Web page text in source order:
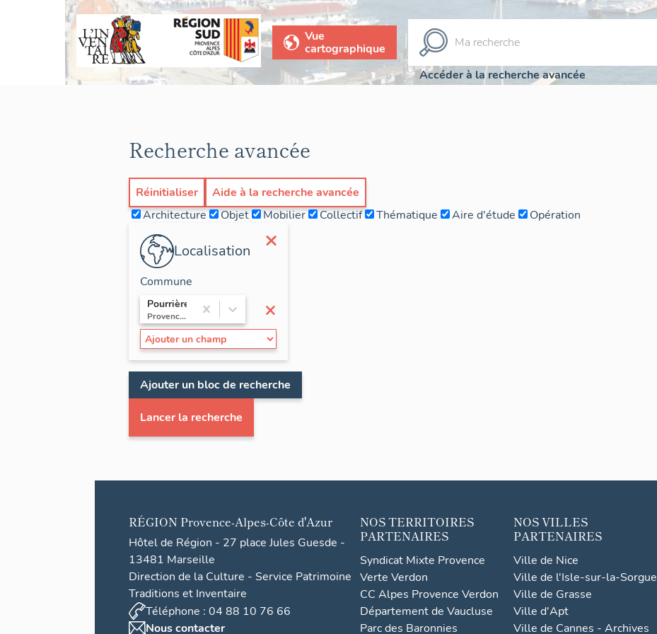
Vue
cartographique
Accéder à la recherche avancée
Recherche avancée
Réinitialiser
Aide à la recherche avancée
Architecture
Objet Mobilier Collectif Thématique Aire d'étude Opération
×
Localisation
×
Commune
Pourrières
Provence-Alpes-Côte d'Azur / Var
Ajouter un bloc de recherche
Lancer la recherche
RÉGION Provence-Alpes-Côte d'Azur
Hôtel de Région - 27 place Jules Guesde -
13481 Marseille
Direction de la Culture - Service Patrimoine
Traditions et Inventaire
Téléphone : 04 88 10 76 66
Nous contacter
NOS TERRITOIRES
PARTENAIRES
Syndicat Mixte Provence
Verte Verdon
CC Alpes Provence Verdon
Département de Vaucluse
Parc des Baronnies
NOS VILLES
PARTENAIRES
Ville de Nice
Ville de l'Isle-sur-la-Sorgue
Ville de Grasse
Ville d'Apt
Ville de Cannes - Archives